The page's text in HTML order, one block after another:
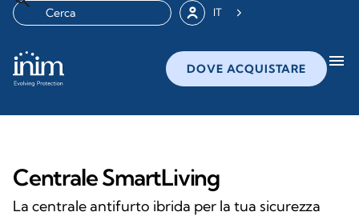
IT
DOVE ACQUISTARE menu
Centrale SmartLiving
La centrale antifurto ibrida per la tua sicurezza